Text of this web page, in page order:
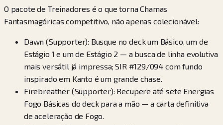
O pacote de Treinadores é o que torna Chamas
Fantasmagóricas competitivo, não apenas colecionável:
Dawn (Supporter): Busque no deck um Básico, um de
Estágio 1 e um de Estágio 2 — a busca de linha evolutiva
mais versátil já impressa; SIR #129/094 com fundo
inspirado em Kanto é um grande chase.
Firebreather (Supporter): Recupere até sete Energias
Fogo Básicas do deck para a mão — a carta definitiva
de aceleração de Fogo.